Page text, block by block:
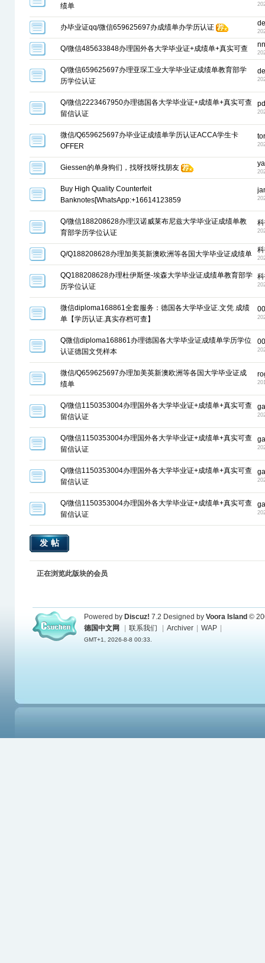
绩单
办毕业证qq/微信659625697办成绩单办学历认证
Q/微信485633848办理国外各大学毕业证+成绩单+真实可查
Q/微信659625697办理亚琛工业大学毕业证成绩单教育部学
历学位认证
Q/微信2223467950办理德国各大学毕业证+成绩单+真实可查
留信认证
微信/Q659625697办毕业证成绩单学历认证ACCA学生卡
OFFER
Giessen的单身狗们，找呀找呀找朋友
Buy High Quality Counterfeit
Banknotes[WhatsApp:+16614123859
Q/微信188208628办理汉诺威莱布尼兹大学毕业证成绩单教
育部学历学位认证
Q/Q188208628办理加美英新澳欧洲等各国大学毕业证成绩单
QQ188208628办理杜伊斯堡-埃森大学毕业证成绩单教育部学
历学位认证
微信diploma168861全套服务：德国各大学毕业证.文凭 成绩
单【学历认证.真实存档可查】
Q微信diploma168861办理德国各大学毕业证成绩单学历学位
认证德国文凭样本
微信/Q659625697办理加美英新澳欧洲等各国大学毕业证成
绩单
Q/微信1150353004办理国外各大学毕业证+成绩单+真实可查
留信认证
Q/微信1150353004办理国外各大学毕业证+成绩单+真实可查
留信认证
Q/微信1150353004办理国外各大学毕业证+成绩单+真实可查
留信认证
Q/微信1150353004办理国外各大学毕业证+成绩单+真实可查
留信认证
发帖
正在浏览此版块的会员
Powered by Discuz! 7.2 Designed by Voora Island ©
德国中文网
联系我们 Archiver WAP
GMT+1, 2026-8-8 00:33.